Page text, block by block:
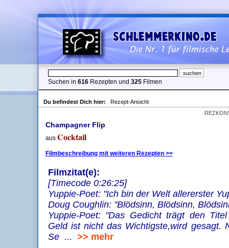
Suchen in 616 Rezepten und 325 Filmen
Du befindest Dich hier:
Rezept-Ansicht
Champagner Flip
aus Cocktail
Filmbeschreibung mit weiteren Rezepten >>
Filmzitat(e):
[Timecode 0:26:25]
Yuppie-Poet: "Ich bin der Welt allererster
Doug Coughlin: "Blödsinn, Blödsinn,
Yuppie-Poet: "Das Gedicht trägt den
Geld ist nicht das Wichtigste,wird gesagt.
Se ... >> mehr